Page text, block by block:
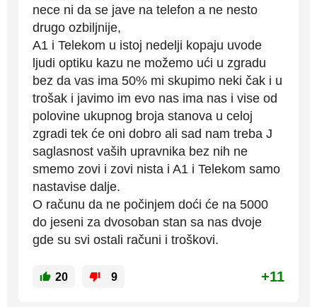
nece ni da se jave na telefon a ne nesto
drugo ozbiljnije,
A1 i Telekom u istoj nedelji kopaju uvode
ljudi optiku kazu ne možemo ući u zgradu
bez da vas ima 50% mi skupimo neki čak i u
trošak i javimo im evo nas ima nas i vise od
polovine ukupnog broja stanova u celoj
zgradi tek će oni dobro ali sad nam treba J
saglasnost vaših upravnika bez nih ne
smemo zovi i zovi nista i A1 i Telekom samo
nastavise dalje.
O računu da ne počinjem doći će na 5000
do jeseni za dvosoban stan sa nas dvoje
gde su svi ostali računi i troškovi.
20 9 +11